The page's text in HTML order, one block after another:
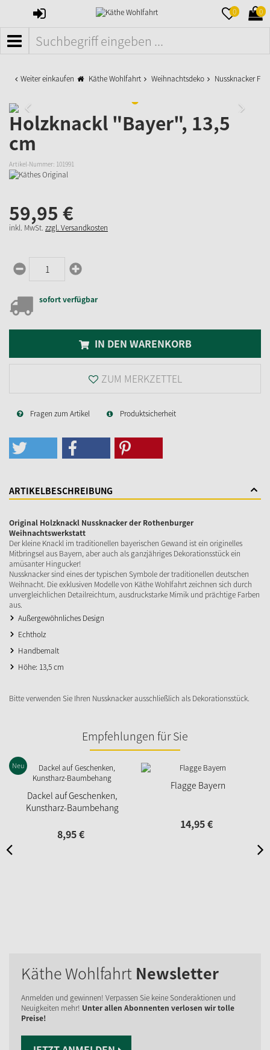
ANMELDEN 0 0
MENÜ
Weiter einkaufen Käthe Wohlfahrt Weihnachtsdeko Nussknacker
Holzknackl "Bayer", 13,5
cm
Artikel-Nummer: 101991
59,95 €
inkl. MwSt. zzgl. Versandkosten
sofort verfügbar
IN DEN WARENKORB
ZUM MERKZETTEL
Fragen zum Artikel Produktsicherheit
ARTIKELBESCHREIBUNG
Original Holzknackl Nussknacker der Rothenburger
Weihnachtswerkstatt
Der kleine Knackl im traditionellen bayerischen Gewand ist ein originelles
Mitbringsel aus Bayern, aber auch als ganzjähriges Dekorationsstück ein
amüsanter Hingucker!
Nussknacker sind eines der typischen Symbole der traditionellen deutschen
Weihnacht. Die exklusiven Modelle von Käthe Wohlfahrt zeichnen sich durch
unvergleichlichen Detailreichtum, ausdruckstarke Mimik und prächtige Farben
aus.
Außergewöhnliches Design
Echtholz
Handbemalt
Höhe: 13,5 cm
Bitte verwenden Sie Ihren Nussknacker ausschließlich als Dekorationsstück.
Empfehlungen für Sie
Dackel auf Geschenken,
Kunstharz-Baumbehang
Neu
8,95€
Flagge Bayern
14,95€
Käthe Wohlfahrt Newsletter
Anmelden und gewinnen! Verpassen Sie keine Sonderaktionen und
Neuigkeiten mehr! Unter allen Abonnenten verlosen wir tolle
Preise!